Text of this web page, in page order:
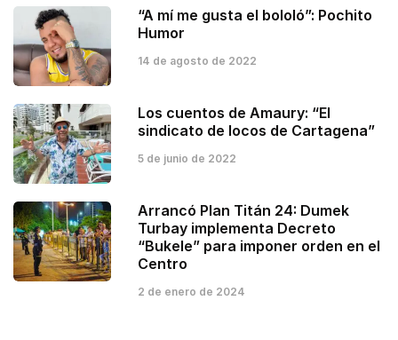
“A mí me gusta el bololó”: Pochito
Humor
14 de agosto de 2022
Los cuentos de Amaury: “El
sindicato de locos de Cartagena”
5 de junio de 2022
Arrancó Plan Titán 24: Dumek
Turbay implementa Decreto
“Bukele” para imponer orden en el
Centro
2 de enero de 2024